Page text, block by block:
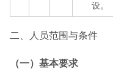
设。
二、人员范围与条件
（一）基本要求